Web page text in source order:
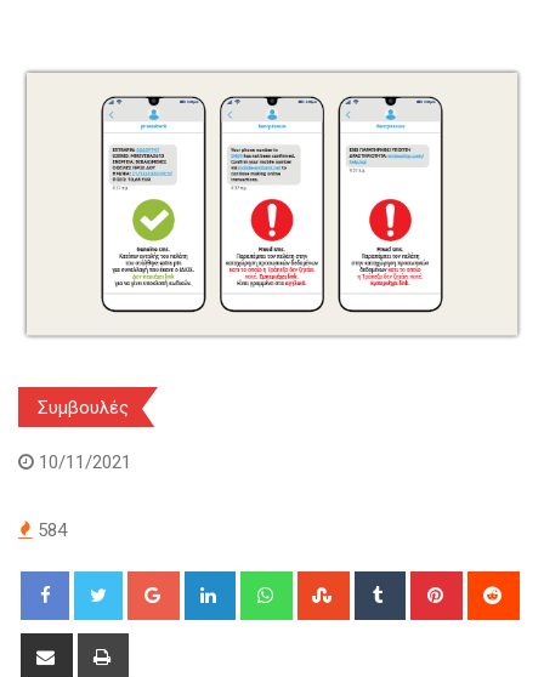
Συμβουλές
10/11/2021
584
Google+ LinkedIn WhatsappStumbleUpon
Tumblr Pinterest
Share